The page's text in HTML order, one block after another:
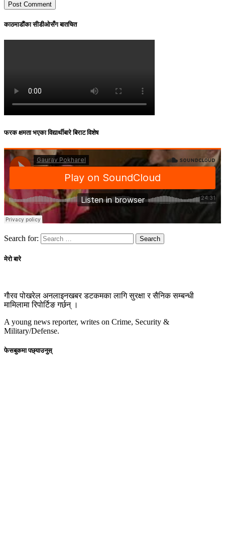
काठमाडौंका सीडीओसँग बातचित
फरक क्षमता भएका विद्यार्थीबारे बिराट विशेष
Search for:
मेरो बारे
गाैरव पोखरेल अनलाइनखबर डटकमका लागि सुरक्षा र सैनिक सम्बन्धी
मामिलामा रिपोर्टिङ गर्छन् ।
A young news reporter, writes on Crime, Security &
Military/Defense.
फेसबुकमा पछ्याउनुस्